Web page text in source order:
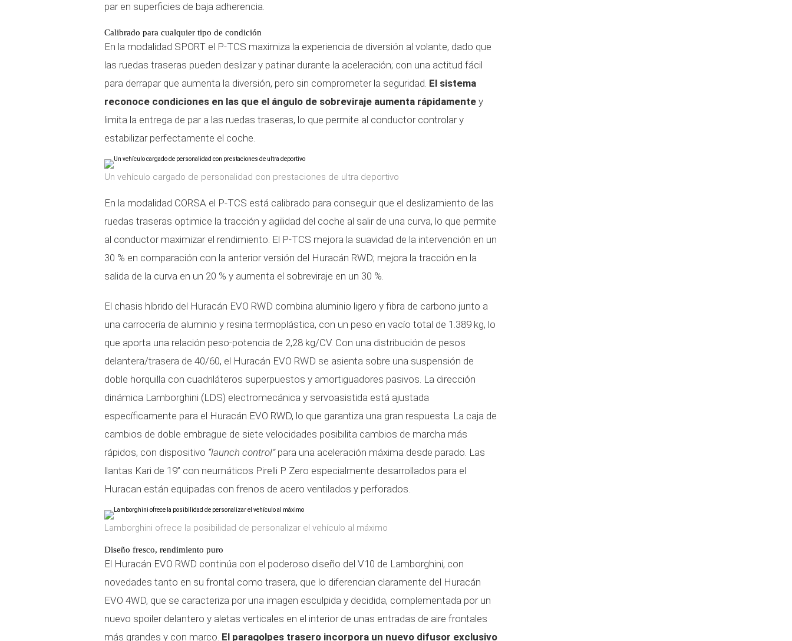
par en superficies de baja adherencia.
Calibrado para cualquier tipo de condición
En la modalidad SPORT el P-TCS maximiza la experiencia de diversión al volante, dado que
las ruedas traseras pueden deslizar y patinar durante la aceleración; con una actitud fácil
para derrapar que aumenta la diversión, pero sin comprometer la seguridad. El sistema
reconoce condiciones en las que el ángulo de sobreviraje aumenta rápidamente y
limita la entrega de par a las ruedas traseras, lo que permite al conductor controlar y
estabilizar perfectamente el coche.
Un vehículo cargado de personalidad con prestaciones de ultra deportivo
En la modalidad CORSA el P-TCS está calibrado para conseguir que el deslizamiento de las
ruedas traseras optimice la tracción y agilidad del coche al salir de una curva, lo que permite
al conductor maximizar el rendimiento. El P-TCS mejora la suavidad de la intervención en un
30 % en comparación con la anterior versión del Huracán RWD; mejora la tracción en la
salida de la curva en un 20 % y aumenta el sobreviraje en un 30 %.
El chasis híbrido del Huracán EVO RWD combina aluminio ligero y fibra de carbono junto a
una carrocería de aluminio y resina termoplástica, con un peso en vacío total de 1.389 kg, lo
que aporta una relación peso-potencia de 2,28 kg/CV. Con una distribución de pesos
delantera/trasera de 40/60, el Huracán EVO RWD se asienta sobre una suspensión de
doble horquilla con cuadriláteros superpuestos y amortiguadores pasivos. La dirección
dinámica Lamborghini (LDS) electromecánica y servoasistida está ajustada
específicamente para el Huracán EVO RWD, lo que garantiza una gran respuesta. La caja de
cambios de doble embrague de siete velocidades posibilita cambios de marcha más
rápidos, con dispositivo “launch control”para una aceleración máxima desde parado. Las
llantas Kari de 19” con neumáticos Pirelli P Zero especialmente desarrollados para el
Huracan están equipadas con frenos de acero ventilados y perforados.
Lamborghini ofrece la posibilidad de personalizar el vehículo al máximo
Diseño fresco, rendimiento puro
El Huracán EVO RWD continúa con el poderoso diseño del V10 de Lamborghini, con
novedades tanto en su frontal como trasera, que lo diferencian claramente del Huracán
EVO 4WD, que se caracteriza por una imagen esculpida y decidida, complementada por un
nuevo spoiler delantero y aletas verticales en el interior de unas entradas de aire frontales
más grandes y con marco. El paragolpes trasero incorpora un nuevo difusor exclusivo